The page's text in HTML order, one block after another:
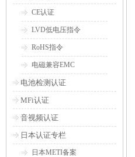
CE认证
LVD低电压指令
RoHS指令
电磁兼容EMC
电池检测认证
MFi认证
音视频认证
日本认证专栏
日本METI备案